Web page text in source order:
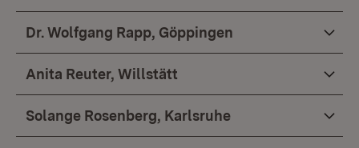
Dr. Wolfgang Rapp, Göppingen
Anita Reuter, Willstätt
Solange Rosenberg, Karlsruhe